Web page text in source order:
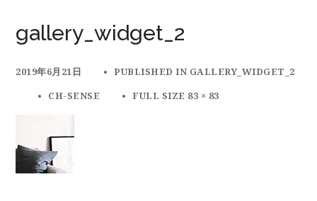
gallery_widget_2
2019年6月21日 PUBLISHED IN GALLERY_WIDGET_2
CH-SENSE
FULL SIZE 83 × 83